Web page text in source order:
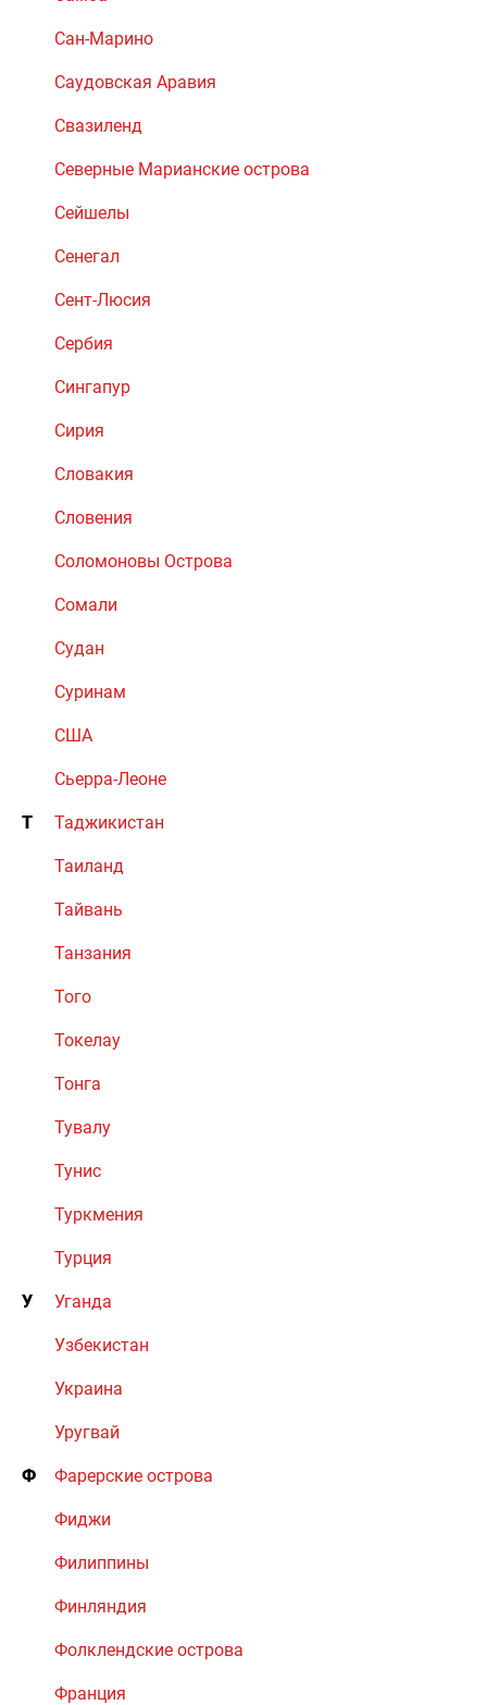
Сан-Марино
Саудовская Аравия
Свазиленд
Северные Марианские острова
Сейшелы
Сенегал
Сент-Люсия
Сербия
Сингапур
Сирия
Словакия
Словения
Соломоновы Острова
Сомали
Судан
Суринам
США
Сьерра-Леоне
Т Таджикистан
Таиланд
Тайвань
Танзания
Того
Токелау
Тонга
Тувалу
Тунис
Туркмения
Турция
У Уганда
Узбекистан
Украина
Уругвай
Ф Фарерские острова
Фиджи
Филиппины
Финляндия
Фолклендские острова
Франция